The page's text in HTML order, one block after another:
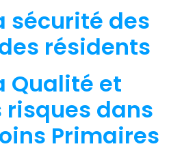
sécurité des
résidents
Qualité et
risques dans
Primaires